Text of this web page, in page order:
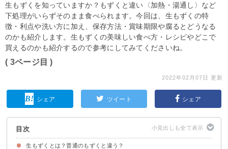
生もずくを知っていますか？もずくと違い〈加熱・湯通し〉など
下処理がいらずそのまま食べられます。今回は、生もずくの特
徴・利点や洗い方に加え、保存方法・賞味期限や腐るとどうなる
のかも紹介します。生もずくの美味しい食べ方・レシピやどこで
買えるのかも紹介するので参考にしてみてくださいね。
( 3ページ目 )
2022年02月07日 更新
シェア ツイート シェア
目次
生もずくとは？普通のもずくと違う？